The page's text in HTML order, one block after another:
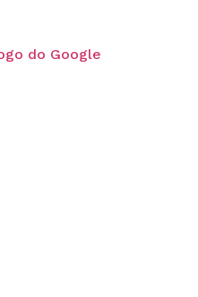
custos
de linguagem ou